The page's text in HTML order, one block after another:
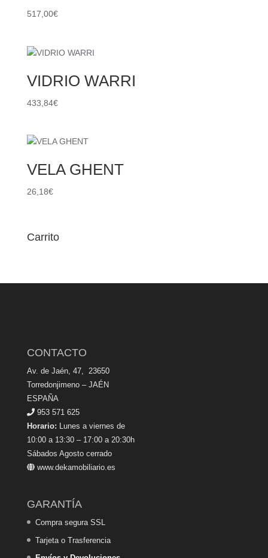
517,00€
VIDRIO WARRI
433,84€
VELA GHENT
26,18€
Carrito
CONTACTO
Av. de Jaén, 47, 23650
Torredonjimeno – JAÉN
ESPAÑA
953 571 625
Horario: Lunes a viernes de
10:00 a 13:30 – 17:00 a 20:30h
Sábados Agosto cerrado
www.dekamobiliario.es
GARANTÍA
Compra segura SSL
Tarjeta o Trasferencia